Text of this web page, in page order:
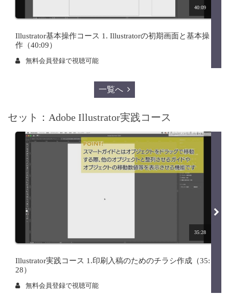
40:09
Illustrator基本操作コース 1. Illustratorの初期画面と基本操
作（40:09）
無料会員登録で視聴可能
一覧へ
セット：Adobe Illustrator実践コース
35:28
Illustrator実践コース 1.印刷入稿のためのチラシ作成（35:
28）
無料会員登録で視聴可能